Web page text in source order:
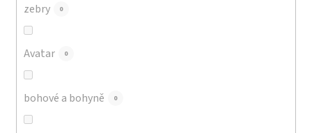
zebry 0
Avatar 0
bohové a bohyně 0